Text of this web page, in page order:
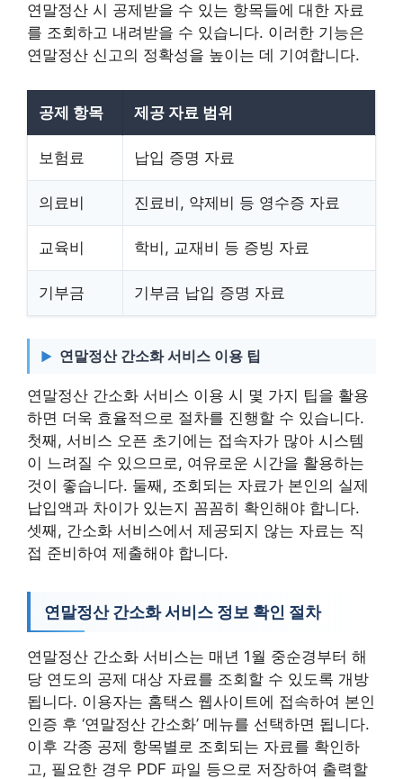
연말정산 시 공제받을 수 있는 항목들에 대한 자료
를 조회하고 내려받을 수 있습니다. 이러한 기능은
연말정산 신고의 정확성을 높이는 데 기여합니다.
공제 항목 제공 자료 범위
보험료 납입 증명 자료
의료비 진료비, 약제비 등 영수증 자료
교육비 학비, 교재비 등 증빙 자료
기부금 기부금 납입 증명 자료
연말정산 간소화 서비스 이용 팁
연말정산 간소화 서비스 이용 시 몇 가지 팁을 활용
하면 더욱 효율적으로 절차를 진행할 수 있습니다.
첫째, 서비스 오픈 초기에는 접속자가 많아 시스템
이 느려질 수 있으므로, 여유로운 시간을 활용하는
것이 좋습니다. 둘째, 조회되는 자료가 본인의 실제
납입액과 차이가 있는지 꼼꼼히 확인해야 합니다.
셋째, 간소화 서비스에서 제공되지 않는 자료는 직
접 준비하여 제출해야 합니다.
연말정산 간소화 서비스 정보 확인 절차
연말정산 간소화 서비스는 매년 1월 중순경부터 해
당 연도의 공제 대상 자료를 조회할 수 있도록 개방
됩니다. 이용자는 홈택스 웹사이트에 접속하여 본인
인증 후 ‘연말정산 간소화’ 메뉴를 선택하면 됩니다.
이후 각종 공제 항목별로 조회되는 자료를 확인하
고, 필요한 경우 PDF 파일 등으로 저장하여 출력할